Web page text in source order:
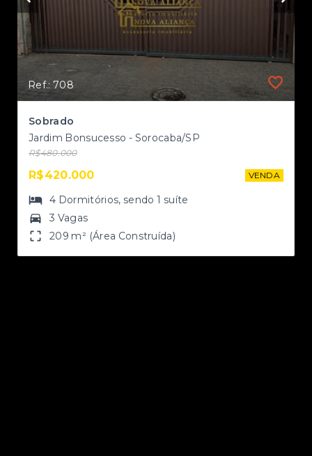
Ref.: 708
Sobrado
Jardim Bonsucesso - Sorocaba/SP
R$480.000
R$420.000 VENDA
4 Dormitórios, sendo1 suíte
3 Vagas
209 m² (Área Construída)